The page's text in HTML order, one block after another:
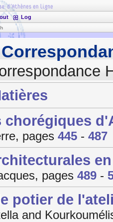
Log
chorégiques
pages 445 - 487
pages 489 -
potier de
and